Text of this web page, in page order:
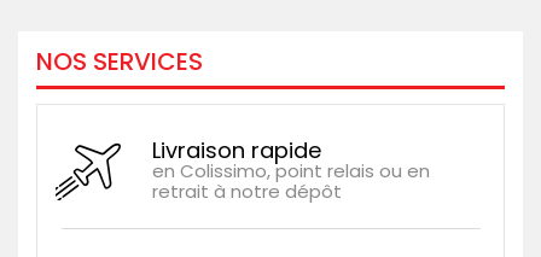
NOS SERVICES
Livraison rapide
en Colissimo, point relais ou en
retrait à notre dépôt